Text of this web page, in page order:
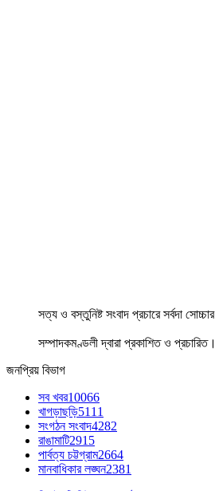
সত্য ও বস্তুনিষ্ট সংবাদ প্রচারে সর্বদা সোচ্চার
সম্পাদকমণ্ডলী দ্বারা প্রকাশিত ও প্রচারিত।
জনপ্রিয় বিভাগ
সব খবর10066
খাগড়াছড়ি5111
সংগঠন সংবাদ4282
রাঙামাটি2915
পার্বত্য চট্টগ্রাম2664
মানবাধিকার লঙ্ঘন2381